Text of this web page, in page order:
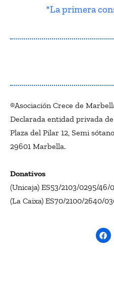
*La primera
®Asociación Crece de
Declarada entidad privada
Plaza del Pilar 12, Semi sótano
29601 Marbella.
Donativos
(Unicaja) ES53/2103/0295/
(La Caixa) ES70/2100/2640/